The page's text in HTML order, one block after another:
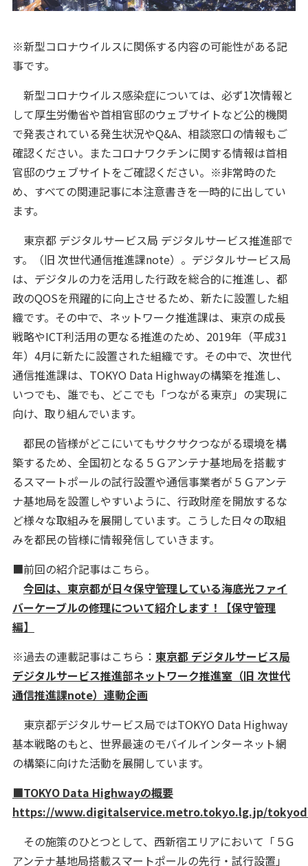
※新型コロナウイルスに関係する内容の可能性がある記
事です。
新型コロナウイルス感染症については、必ず1次情報と
して厚生労働省や首相官邸のウェブサイトなど公的機関
で発表されている発生状況やQ&A、相談窓口の情報もご
確認ください。またコロナワクチンに関する情報は首相
官邸のウェブサイトをご確認ください。※非常時のた
め、すべての関連記事に本注意書きを一時的に出してい
ます。
東京都 デジタルサービス局 デジタルサービス推進部で
す。（旧 次世代通信推進課note）。デジタルサービス局
は、デジタルの力を活用した行政を総合的に推進し、都
政のQOSを飛躍的に向上させるため、新たに設置した組
織です。その中で、ネットワーク推進課は、東京の成長
戦略やICT利活用の更なる推進のため、2019年（平成31
年）4月に新たに設置された組織です。その中で、次世代
通信推進課は、TOKYO Data Highwayの構築を推進し、
いつでも、誰でも、どこでも「つながる東京」の実現に
向け、取り組んでいます。
都民の皆様がどこにいてもサクサクつながる環境を構
築するため、全国初となる５Ｇアンテナ基地局を搭載す
るスマートポールの試行設置や通信事業者が５Ｇアンテ
ナ基地局を設置しやすいように、行政財産を開放するな
ど様々な取組みを展開しています。こうした日々の取組
みを都民の皆様に情報発信していきます。
■前回の紹介記事はこちら。
今回は、東京都が日々保守管理している海底光ファイ
バーケーブルの修理について紹介します！【保守管理
編】
※過去の連載記事はこちら： 東京都 デジタルサービス局
デジタルサービス推進部ネットワーク推進室（旧 次世代
通信推進課note）連動企画
東京都デジタルサービス局ではTOKYO Data Highway
基本戦略のもと、世界最速のモバイルインターネット網
の構築に向けた活動を展開しています。
■TOKYO Data Highwayの概要
https://www.digitalservice.metro.tokyo.lg.jp/
その施策のひとつとして、西新宿エリアにおいて「５G
アンテナ基地局搭載スマートポールの先行・試行設置」